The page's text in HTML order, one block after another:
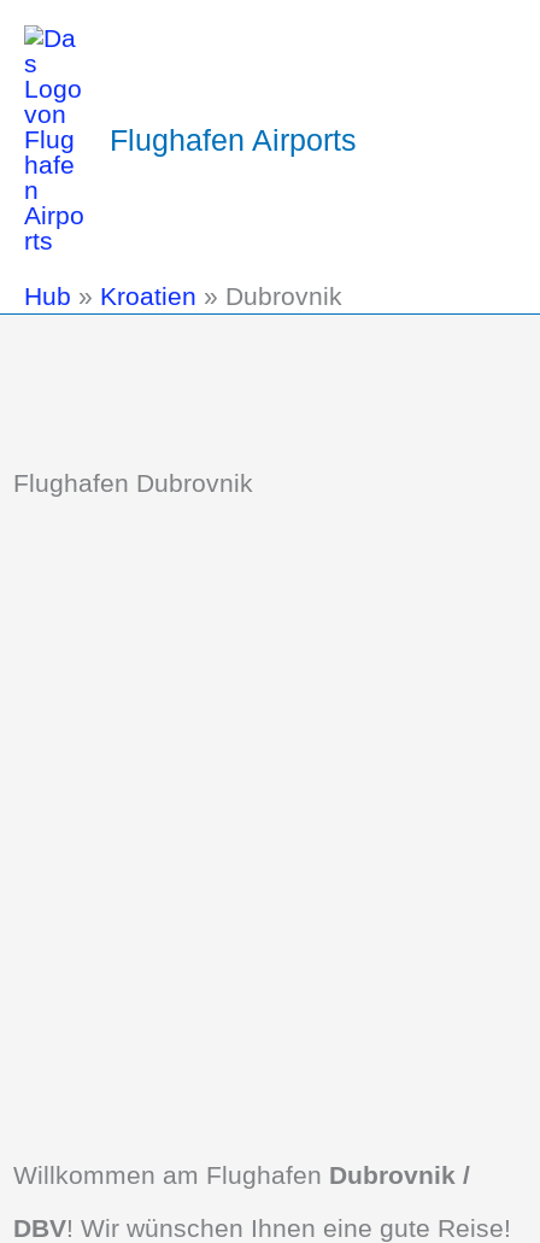
Flughafen Airports
Hub » Kroatien » Dubrovnik
Flughafen Dubrovnik
Willkommen am Flughafen Dubrovnik /
DBV! Wir wünschen Ihnen eine gute Reise!